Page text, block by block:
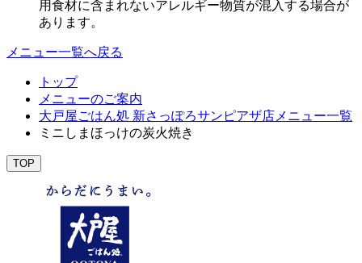
用食材に含まれないアレルギー物質が混入する場合が
あります。
メニュー一覧へ戻る
トップ
メニューのご案内
大戸屋ごはん処 新さっぽろサンピアザ店メニュー一覧
ミニしまほっけの炭火焼き
TOP